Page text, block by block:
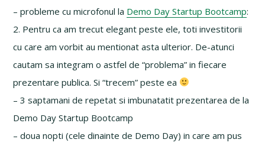
– probleme cu microfonul la Demo Day Startup Bootcamp:
2. Pentru ca am trecut elegant peste ele, toti investitorii
cu care am vorbit au mentionat asta ulterior. De-atunci
cautam sa integram o astfel de “problema” in fiecare
prezentare publica. Si “trecem” peste ea
– 3 saptamani de repetat si imbunatatit prezentarea de la
Demo Day Startup Bootcamp
– doua nopti (cele dinainte de Demo Day) in care am pus